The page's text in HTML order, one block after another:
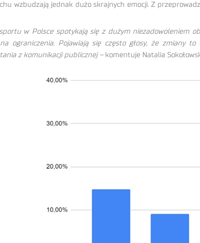
wzbudzają jednak dużo skrajnych emocji. Z
w Polsce spotykają się z dużym niezadowoleniem
ograniczenia. Pojawiają się często głosy, że zmiany
z komunikacji publicznej –komentuje Natalia